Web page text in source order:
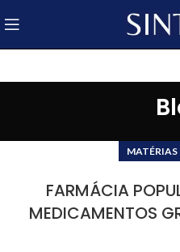
FARMÁCIA
MEDICAMENTOS